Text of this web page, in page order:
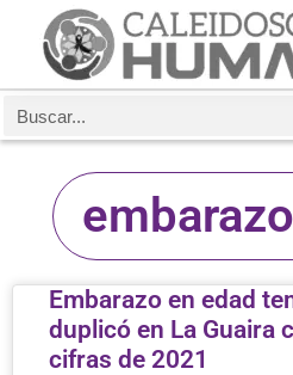
Embarazo en edad
duplicó en La Guaira
cifras de 2021